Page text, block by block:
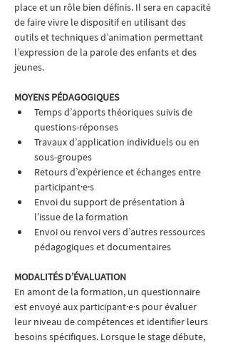
place et un rôle bien définis. Il sera en capacité
de faire vivre le dispositif en utilisant des
outils et techniques d’animation permettant
l’expression de la parole des enfants et des
jeunes.
MOYENS PÉDAGOGIQUES
Temps d’apports théoriques suivis de
questions-réponses
Travaux d’application individuels ou en
sous-groupes
Retours d’expérience et échanges entre
participant·e·s
Envoi du support de présentation à
l’issue de la formation
Envoi ou renvoi vers d’autres ressources
pédagogiques et documentaires
MODALITÉS D’ÉVALUATION
En amont de la formation, un questionnaire
est envoyé aux participant·e·s pour évaluer
leur niveau de compétences et identifier leurs
besoins spécifiques. Lorsque le stage débute,